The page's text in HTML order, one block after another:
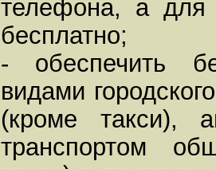
телефона, а для
бесплатно;
- обеспечить
видами
(кроме такси),
транспортом